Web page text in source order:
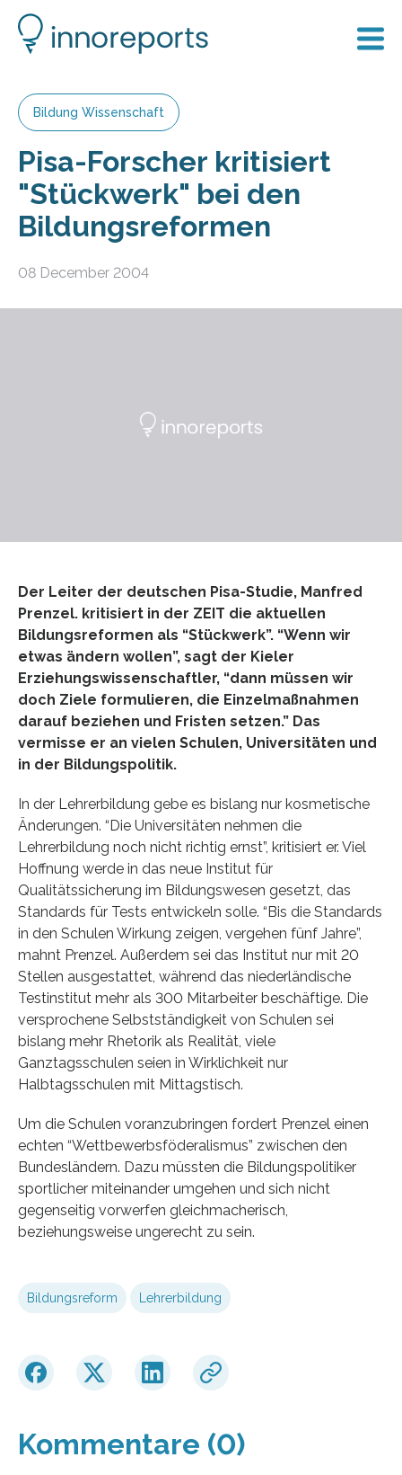
Bildung Wissenschaft
Pisa-Forscher kritisiert
"Stückwerk" bei den
Bildungsreformen
08 December 2004
Der Leiter der deutschen Pisa-Studie, Manfred
Prenzel. kritisiert in der ZEIT die aktuellen
Bildungsreformen als “Stückwerk”. “Wenn wir
etwas ändern wollen”, sagt der Kieler
Erziehungswissenschaftler, “dann müssen wir
doch Ziele formulieren, die Einzelmaßnahmen
darauf beziehen und Fristen setzen.” Das
vermisse er an vielen Schulen, Universitäten und
in der Bildungspolitik.
In der Lehrerbildung gebe es bislang nur kosmetische
Änderungen. “Die Universitäten nehmen die
Lehrerbildung noch nicht richtig ernst”, kritisiert er. Viel
Hoffnung werde in das neue Institut für
Qualitätssicherung im Bildungswesen gesetzt, das
Standards für Tests entwickeln solle. “Bis die Standards
in den Schulen Wirkung zeigen, vergehen fünf Jahre”,
mahnt Prenzel. Außerdem sei das Institut nur mit 20
Stellen ausgestattet, während das niederländische
Testinstitut mehr als 300 Mitarbeiter beschäftige. Die
versprochene Selbstständigkeit von Schulen sei
bislang mehr Rhetorik als Realität, viele
Ganztagsschulen seien in Wirklichkeit nur
Halbtagsschulen mit Mittagstisch.
Um die Schulen voranzubringen fordert Prenzel einen
echten “Wettbewerbsföderalismus” zwischen den
Bundesländern. Dazu müssten die Bildungspolitiker
sportlicher miteinander umgehen und sich nicht
gegenseitig vorwerfen gleichmacherisch,
beziehungsweise ungerecht zu sein.
Bildungsreform Lehrerbildung
Kommentare (0)